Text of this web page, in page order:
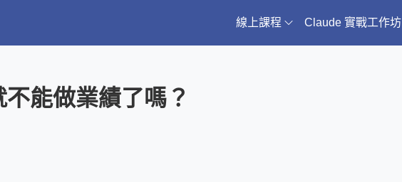
線上課程 Claude 實戰工作坊
能做業績了嗎？